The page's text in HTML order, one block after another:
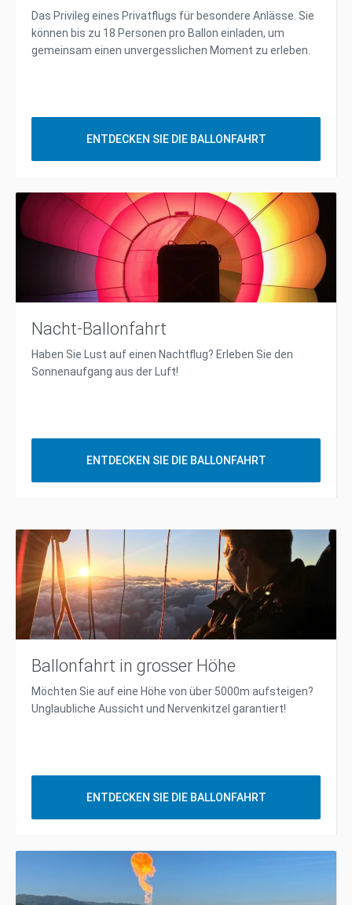
Das Privileg eines Privatflugs für besondere Anlässe. Sie
können bis zu 18 Personen pro Ballon einladen, um
gemeinsam einen unvergesslichen Moment zu erleben.
ENTDECKEN SIE DIE BALLONFAHRT
Nacht-Ballonfahrt
Haben Sie Lust auf einen Nachtflug? Erleben Sie den
Sonnenaufgang aus der Luft!
ENTDECKEN SIE DIE BALLONFAHRT
Ballonfahrt in grosser Höhe
Möchten Sie auf eine Höhe von über 5000m aufsteigen?
Unglaubliche Aussicht und Nervenkitzel garantiert!
ENTDECKEN SIE DIE BALLONFAHRT